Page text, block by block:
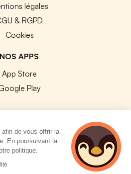
légales
& RGPD
Cookies
NOS APPS
App Store
Play
Tous droits réservés.
de vous offrir la
En poursuivant la
politique.
4 personnes
consultent